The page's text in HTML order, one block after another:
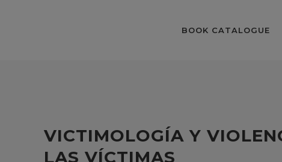
BOOK CATALOGUE
VICTIMOLOGÍA Y
LAS VÍCTIMAS